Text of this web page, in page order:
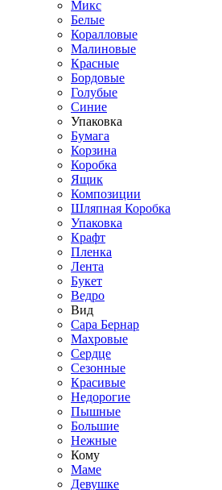
Микс
Белые
Коралловые
Малиновые
Красные
Бордовые
Голубые
Синие
Упаковка
Бумага
Корзина
Коробка
Ящик
Композиции
Шляпная Коробка
Упаковка
Крафт
Пленка
Лента
Букет
Ведро
Вид
Сара Бернар
Махровые
Сердце
Сезонные
Красивые
Недорогие
Пышные
Большие
Нежные
Кому
Маме
Девушке